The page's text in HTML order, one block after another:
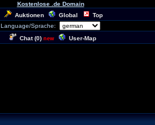
Kostenlose .de Domain
Auktionen Global Top
Language/Sprache:
Chat (0) new User-Map